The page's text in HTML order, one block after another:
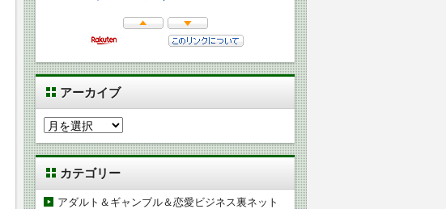
アーカイブ
ア
ー
カ
イ
ブ
カテゴリー
アダルト＆ギャンブル＆恋愛ビジネス裏ネット